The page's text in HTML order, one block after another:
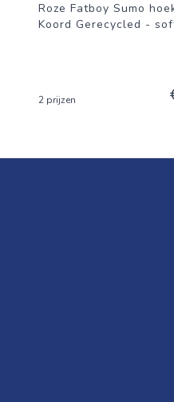
Roze Fatboy Sumo
Koord Gerecycled -
2 prijzen